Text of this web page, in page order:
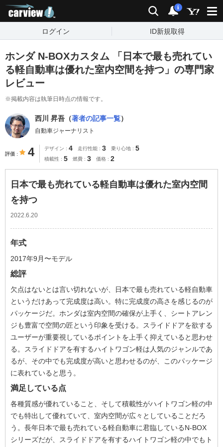
検索 通知
i
ログイン ID新規取得
ホンダ N-BOXカスタム 「日本で最も売れてい
る軽自動車は優れた室内空間を持つ」の専門家
レビュー
※掲載内容は執筆日時点の情報です。
西川 昇吾（著者の記事一覧）
自動車ジャーナリスト
評価 4 デザイン 4 走行性能 3 乗り心地 5
積載性 5 燃費 3 価格 2
日本で最も売れている軽自動車は優れた室内空間
を持つ
2022.6.20
年式
2017年9月〜モデル
総評
欠点はないとは言い切れないが、日本で最も売れている軽自動車
というだけあって完成度は高い。特に完成度の高さを感じるのが
パッケージだ。ホンダは室内空間の確保が上手く、シートアレン
ジも豊富で空間の匠という印象を受ける。スライドドアを欲する
ユーザーが重要視しているポイントを上手く抑えていると思わせ
る。スライドドアを有するハイトワゴン軽は人気のジャンルであ
るが、その中でも完成度が高いと思わせるのが、このパッケージ
に表れていると思う。
満足している点
各種質感が優れていること、そして積載性がハイトワゴン軽の中
でも特出して優れていて、室内空間が広々としていることだろ
う。長年日本で最も売れている軽自動車に君臨しているN-BOX
シリーズだが、スライドドアを有するハイトワゴン軽の中でもト